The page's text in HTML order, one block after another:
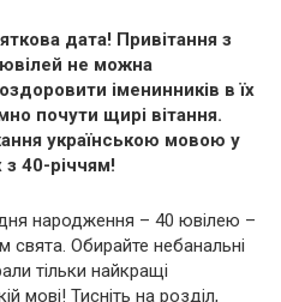
дата! Привітання з
не можна
іменинників в їх
почути щирі вітання.
українською мовою у
з 40-річчям!
народження – 40 ювілею –
свята. Обирайте небанальні
тільки найкращі
мові! Тисніть на розділ,